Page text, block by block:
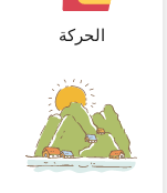
الحركة